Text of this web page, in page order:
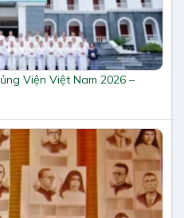
Viện Việt Nam 2026 –